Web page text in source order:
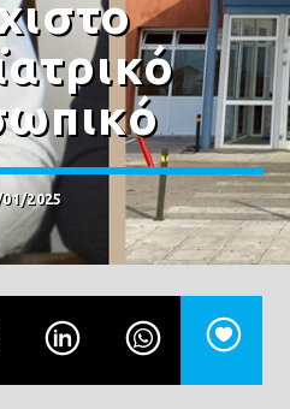
2025